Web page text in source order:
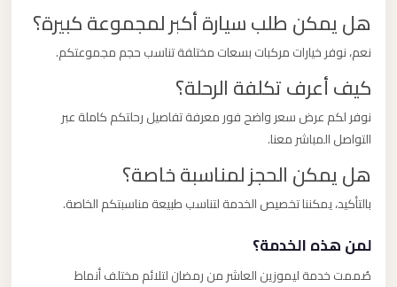
هل يمكن طلب سيارة أكبر لمجموعة كبيرة؟
نعم، نوفر خيارات مركبات بسعات مختلفة تناسب حجم مجموعتكم.
كيف أعرف تكلفة الرحلة؟
نوفر لكم عرض سعر واضح فور معرفة تفاصيل رحلتكم كاملة عبر
التواصل المباشر معنا.
هل يمكن الحجز لمناسبة خاصة؟
بالتأكيد، يمكننا تخصيص الخدمة لتناسب طبيعة مناسبتكم الخاصة.
لمن هذه الخدمة؟
صُممت خدمة ليموزين العاشر من رمضان لتلائم مختلف أنماط